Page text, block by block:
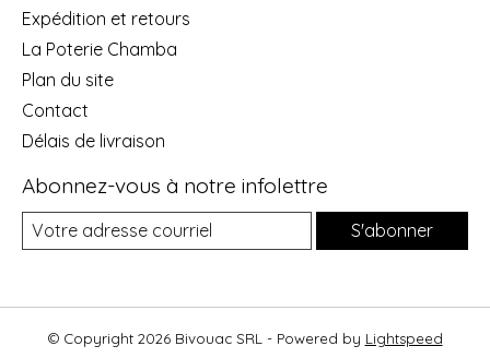
Expédition et retours
La Poterie Chamba
Plan du site
Contact
Délais de livraison
Abonnez-vous à notre infolettre
S'abonner
© Copyright 2026 Bivouac SRL - Powered by Lightspeed